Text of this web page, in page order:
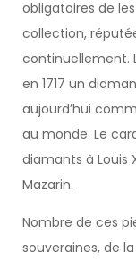
obligatoires de
collection,
continuellement.
en 1717 un
aujourd’hui
au monde. Le
diamants à Louis
Mazarin.
Nombre de ces
souveraines, de